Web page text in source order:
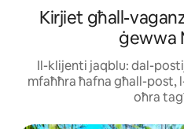
Kirjiet għall-
ġewwa
Il-klijenti jaqblu: dal-
mfaħħra ħafna għall-post,
oħra